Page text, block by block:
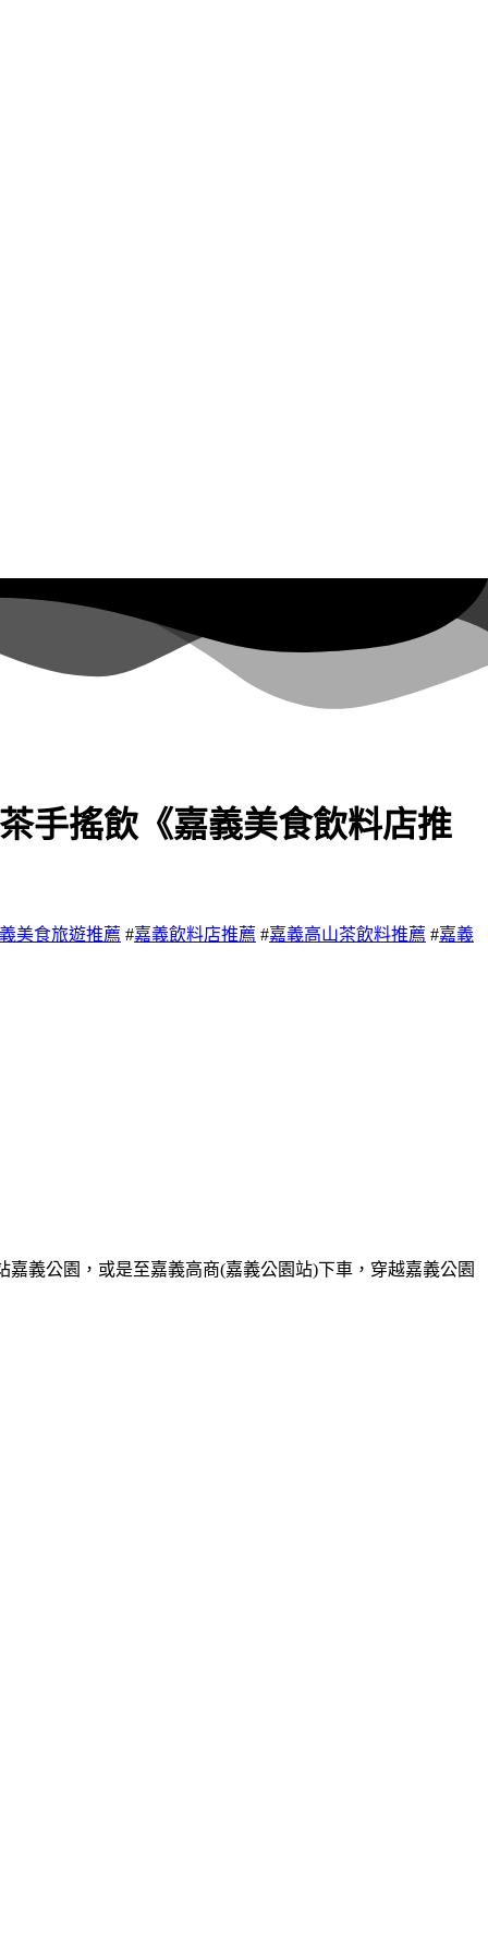
手搖飲《嘉義美食飲料店推
美食旅遊推薦 #嘉義飲料店推薦 #嘉義高山茶飲料推薦 #嘉義
義公園，或是至嘉義高商(嘉義公園站)下車，穿越嘉義公園